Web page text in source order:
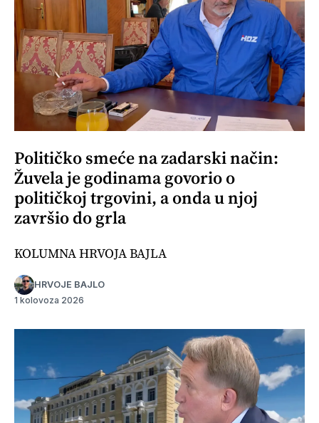
Političko smeće na zadarski način:
Žuvela je godinama govorio o
političkoj trgovini, a onda u njoj
završio do grla
KOLUMNA HRVOJA BAJLA
HRVOJE BAJLO
1 kolovoza 2026